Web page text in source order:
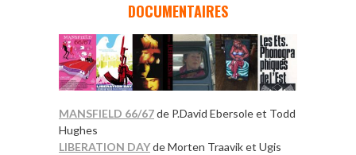
DOCUMENTAIRES
MANSFIELD 66/67de P.David Ebersole et Todd
Hughes
LIBERATION DAYde Morten Traavik et Ugis